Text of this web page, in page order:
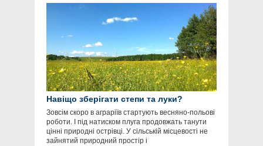
Навіщо зберігати степи та луки?
Зовсім скоро в аграріїв стартують весняно-польові
роботи. І під натиском плуга продовжать танути
цінні природні острівці. У сільській місцевості не
зайнятий природний простір і